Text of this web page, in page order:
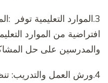
3.الموارد التعليمية توفر
افتراضية من الموارد
والمدرسين على حل
4.ورش العمل والتدريب: